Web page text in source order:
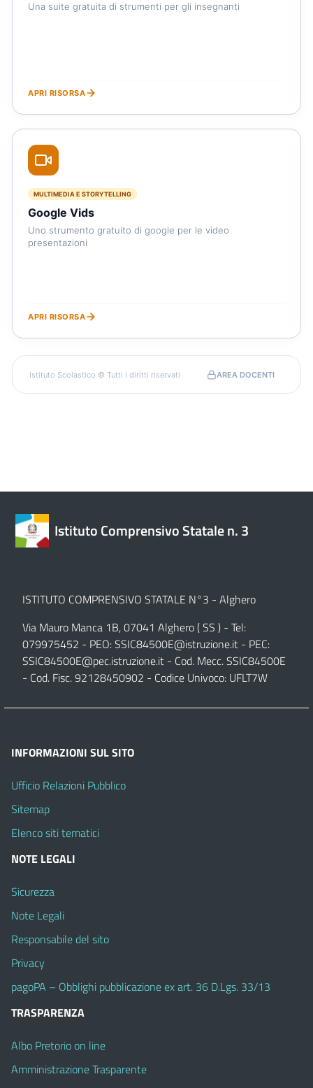
Una suite gratuita di strumenti per gli insegnanti
APRI RISORSA
MULTIMEDIA E STORYTELLING
Google Vids
Uno strumento gratuito di google per le video
presentazioni
APRI RISORSA
Istituto Scolastico © Tutti i diritti riservati AREA DOCENTI
Istituto Comprensivo Statale n. 3
ISTITUTO COMPRENSIVO STATALE N°3 - Alghero
Via Mauro Manca 1B, 07041 Alghero ( SS ) - Tel:
079975452 - PEO:SSIC84500E@istruzione.it - PEC:
SSIC84500E@pec.istruzione.it - Cod. Mecc. SSIC84500E
- Cod. Fisc. 92128450902 - Codice Univoco: UFLT7W
INFORMAZIONI SUL SITO
Ufficio Relazioni Pubblico
Sitemap
Elenco siti tematici
NOTE LEGALI
Sicurezza
Note Legali
Responsabile del sito
Privacy
pagoPA – Obblighi pubblicazione ex art. 36 D.Lgs. 33/13
TRASPARENZA
Albo Pretorio on line
Amministrazione Trasparente